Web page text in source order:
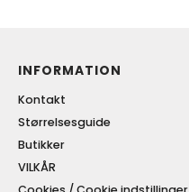
INFORMATION
Kontakt
Størrelsesguide
Butikker
VILKÅR